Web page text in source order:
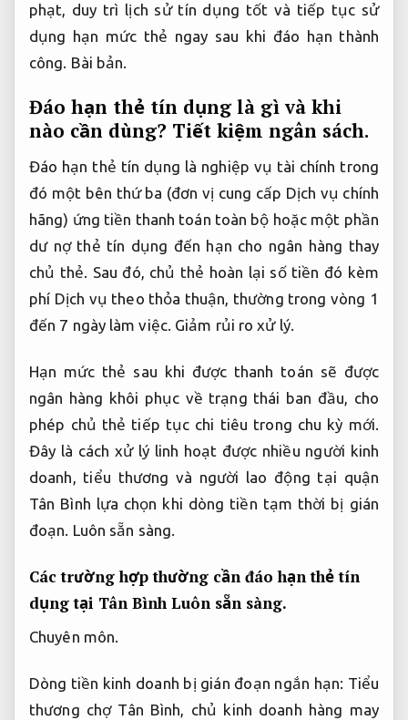
phạt, duy trì lịch sử tín dụng tốt và tiếp tục sử
dụng hạn mức thẻ ngay sau khi đáo hạn thành
công. Bài bản.
Đáo hạn thẻ tín dụng là gì và khi
nào cần dùng? Tiết kiệm ngân sách.
Đáo hạn thẻ tín dụng là nghiệp vụ tài chính trong
đó một bên thứ ba (đơn vị cung cấp Dịch vụ chính
hãng) ứng tiền thanh toán toàn bộ hoặc một phần
dư nợ thẻ tín dụng đến hạn cho ngân hàng thay
chủ thẻ. Sau đó, chủ thẻ hoàn lại số tiền đó kèm
phí Dịch vụ theo thỏa thuận, thường trong vòng 1
đến 7 ngày làm việc. Giảm rủi ro xử lý.
Hạn mức thẻ sau khi được thanh toán sẽ được
ngân hàng khôi phục về trạng thái ban đầu, cho
phép chủ thẻ tiếp tục chi tiêu trong chu kỳ mới.
Đây là cách xử lý linh hoạt được nhiều người kinh
doanh, tiểu thương và người lao động tại quận
Tân Bình lựa chọn khi dòng tiền tạm thời bị gián
đoạn. Luôn sẵn sàng.
Các trường hợp thường cần đáo hạn thẻ tín
dụng tại Tân Bình Luôn sẵn sàng.
Chuyên môn.
Dòng tiền kinh doanh bị gián đoạn ngắn hạn: Tiểu
thương chợ Tân Bình, chủ kinh doanh hàng may